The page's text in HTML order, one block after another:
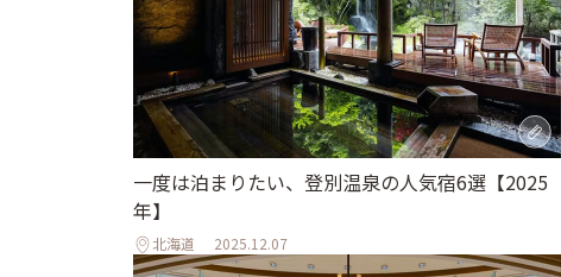
一度は泊まりたい、登別温泉の人気宿6選【2025
年】
北海道 2025.12.07